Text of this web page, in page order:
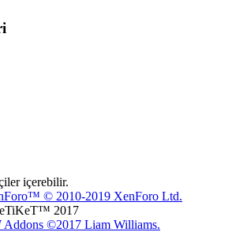
içerebilir.
© 2010-2019 XenForo Ltd.
2017
Addons ©2017 Liam Williams.